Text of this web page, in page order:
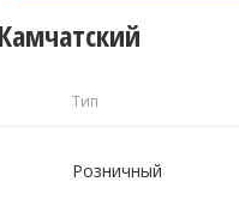
Тип
Розничный